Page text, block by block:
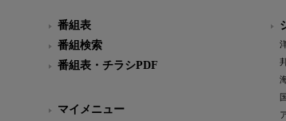
番組表
番組検索
番組表・チラシPDF
マイメニュー